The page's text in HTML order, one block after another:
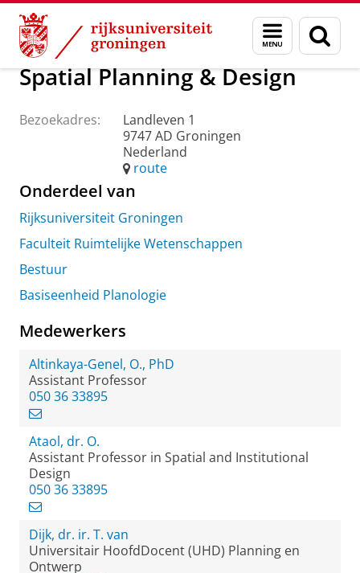
Skip
Content
Skip
Navigation
Menu
en
zoeken
Over ons Praktische zaken Waar vindt u ons
Spatial Planning & Design
Bezoekadres:
Landleven 1
9747 AD Groningen
Nederland
route
Onderdeel van
Rijksuniversiteit Groningen
Faculteit Ruimtelijke Wetenschappen
Bestuur
Basiseenheid Planologie
Medewerkers
Altinkaya-Genel, O., PhD
Assistant Professor
050 36 33895
Ataol, dr. O.
Assistant Professor in Spatial and Institutional
Design
050 36 33895
Dijk, dr. ir. T. van
Universitair HoofdDocent (UHD) Planning en
Ontwerp